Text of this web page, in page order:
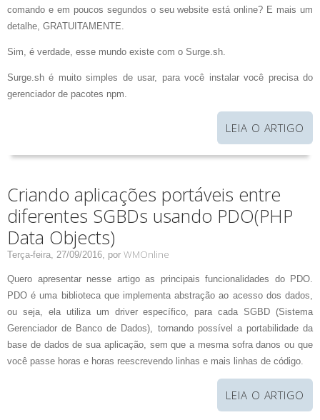
comando e em poucos segundos o seu website está online? E mais um
detalhe, GRATUITAMENTE.
Sim, é verdade, esse mundo existe com o Surge.sh.
Surge.sh é muito simples de usar, para você instalar você precisa do
gerenciador de pacotes npm.
LEIA O ARTIGO
Criando aplicações portáveis entre
diferentes SGBDs usando PDO(PHP
Data Objects)
Terça-feira, 27/09/2016, por WMOnline
Quero apresentar nesse artigo as principais funcionalidades do PDO.
PDO é uma biblioteca que implementa abstração ao acesso dos dados,
ou seja, ela utiliza um driver específico, para cada SGBD (Sistema
Gerenciador de Banco de Dados), tornando possível a portabilidade da
base de dados de sua aplicação, sem que a mesma sofra danos ou que
você passe horas e horas reescrevendo linhas e mais linhas de código.
LEIA O ARTIGO